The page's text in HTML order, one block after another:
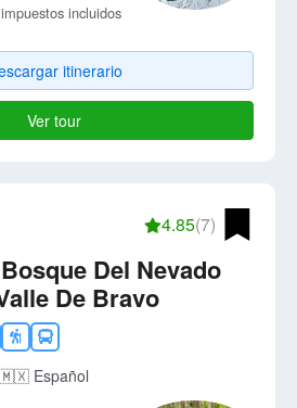
incluidos
itinerario
Ver tour
4.85(7)
Del Nevado
De Bravo
🇲🇽 Español